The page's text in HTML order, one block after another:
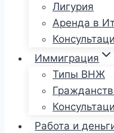
Лигурия
Аренда в
Иммиграция
Типы ВНЖ
Работа и